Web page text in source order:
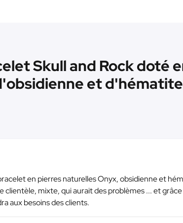
Skull and Rock doté
et
en pierres naturelles Onyx, obsidienne et
clientèle, mixte, qui aurait des problèmes ... et
aux besoins des clients.